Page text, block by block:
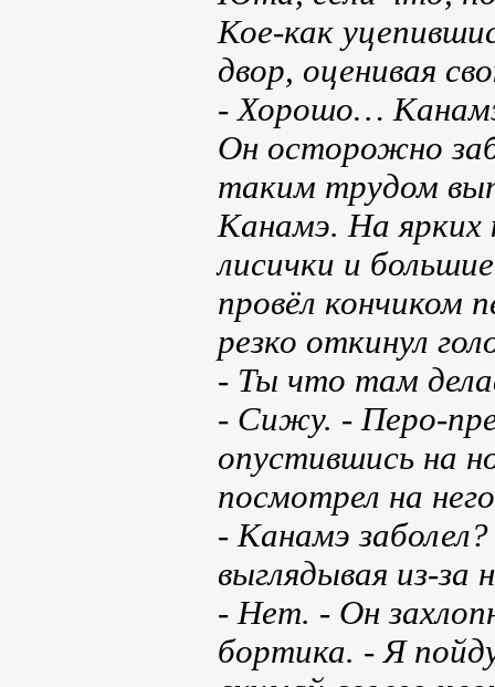
Кое-как
двор, оценивая
- Хорошо…
Он осторожно
таким трудом
Канамэ. На
лисички и
провёл кончиком
резко откинул
- Ты что там
- Сижу. - Перо-
опустившись на
посмотрел на
- Канамэ
выглядывая из-за
- Нет. - Он
бортика. - Я